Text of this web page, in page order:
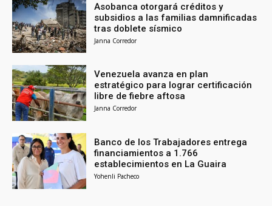
Asobanca otorgará créditos y
subsidios a las familias damnificadas
tras doblete sísmico
Janna Corredor
Venezuela avanza en plan
estratégico para lograr certificación
libre de fiebre aftosa
Janna Corredor
Banco de los Trabajadores entrega
financiamientos a 1.766
establecimientos en La Guaira
Yohenli Pacheco